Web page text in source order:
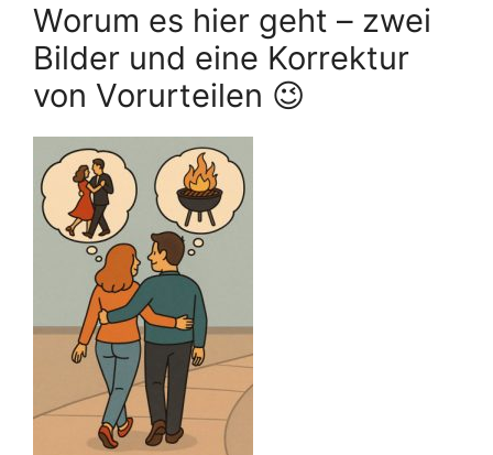
Worum es hier geht – zwei
Bilder und eine Korrektur
von Vorurteilen 😉